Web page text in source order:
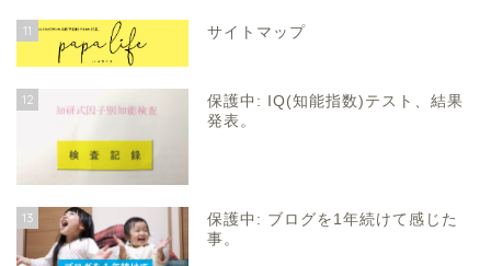
11 サイトマップ
12
保護中: IQ(知能指数)テスト、結果
発表。
13
保護中: ブログを1年続けて感じた
事。